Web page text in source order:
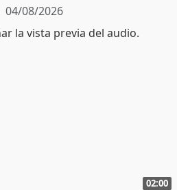
04/08/2026
02:00